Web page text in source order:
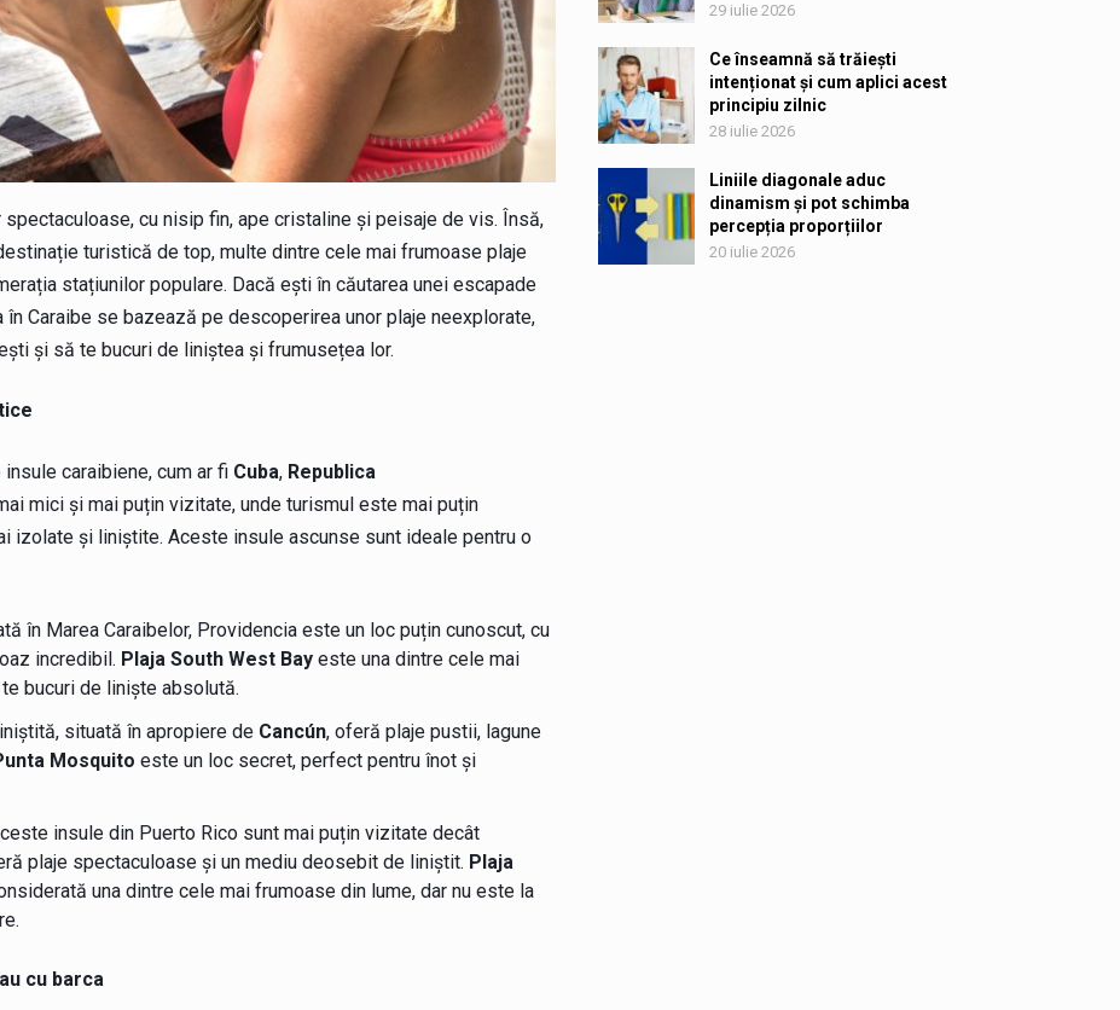
cu nisip fin, ape cristaline și peisaje de vis. Însă,
turistică de top, multe dintre cele mai frumoase plaje
stațiunilor populare. Dacă ești în căutarea unei escapade
Caraibe se bazează pe descoperirea unor plaje neexplorate,
și să te bucuri de liniștea și frumusețea lor.
caraibiene, cum ar fi Cuba, Republica
mici și mai puțin vizitate, unde turismul este mai puțin
izolate și liniștite. Aceste insule ascunse sunt ideale pentru o
în Marea Caraibelor, Providencia este un loc puțin cunoscut, cu
incredibil. Plaja South West Bayeste una dintre cele mai
bucuri de liniște absolută.
situată în apropiere de Cancún, oferă plaje pustii, lagune
Mosquito este un loc secret, perfect pentru înot și
insule din Puerto Rico sunt mai puțin vizitate decât
plaje spectaculoase și un mediu deosebit de liniștit. Plaja
una dintre cele mai frumoase din lume, dar nu este la
cu barca
29 iulie 2026
Ce înseamnă să trăiești
intenționat și cum aplici acest
principiu zilnic
28 iulie 2026
Liniile diagonale aduc
dinamism și pot schimba
percepția proporțiilor
20 iulie 2026